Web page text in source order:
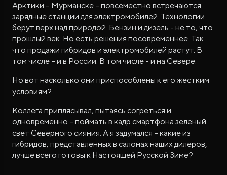
Арктики – Мурманске – повсеместно встречаются
зарядные станции для электромобилей. Технологии
берут верх над природой. Бензин и дизель - не то, что
прошлый век. Но есть решения посовременнее. Так
что продажи гибридов и электромобилей растут. В
том числе – и в России. В том числе - и на Севере.
Но вот насколько они приспособлены к его жестким
условиям?
Коллега приплясывал, пытаясь согреться и
одновременно – поймать в кадр смартфона зеленый
свет Северного сияния. А я задумался – какие из
гибридов, представленных в салонах наших дилеров,
лучше всего готовы к Настоящей Русской Зиме?